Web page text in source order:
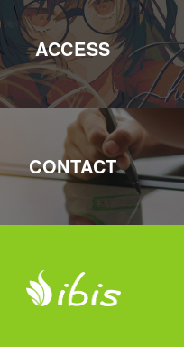
ACCESS
CONTACT